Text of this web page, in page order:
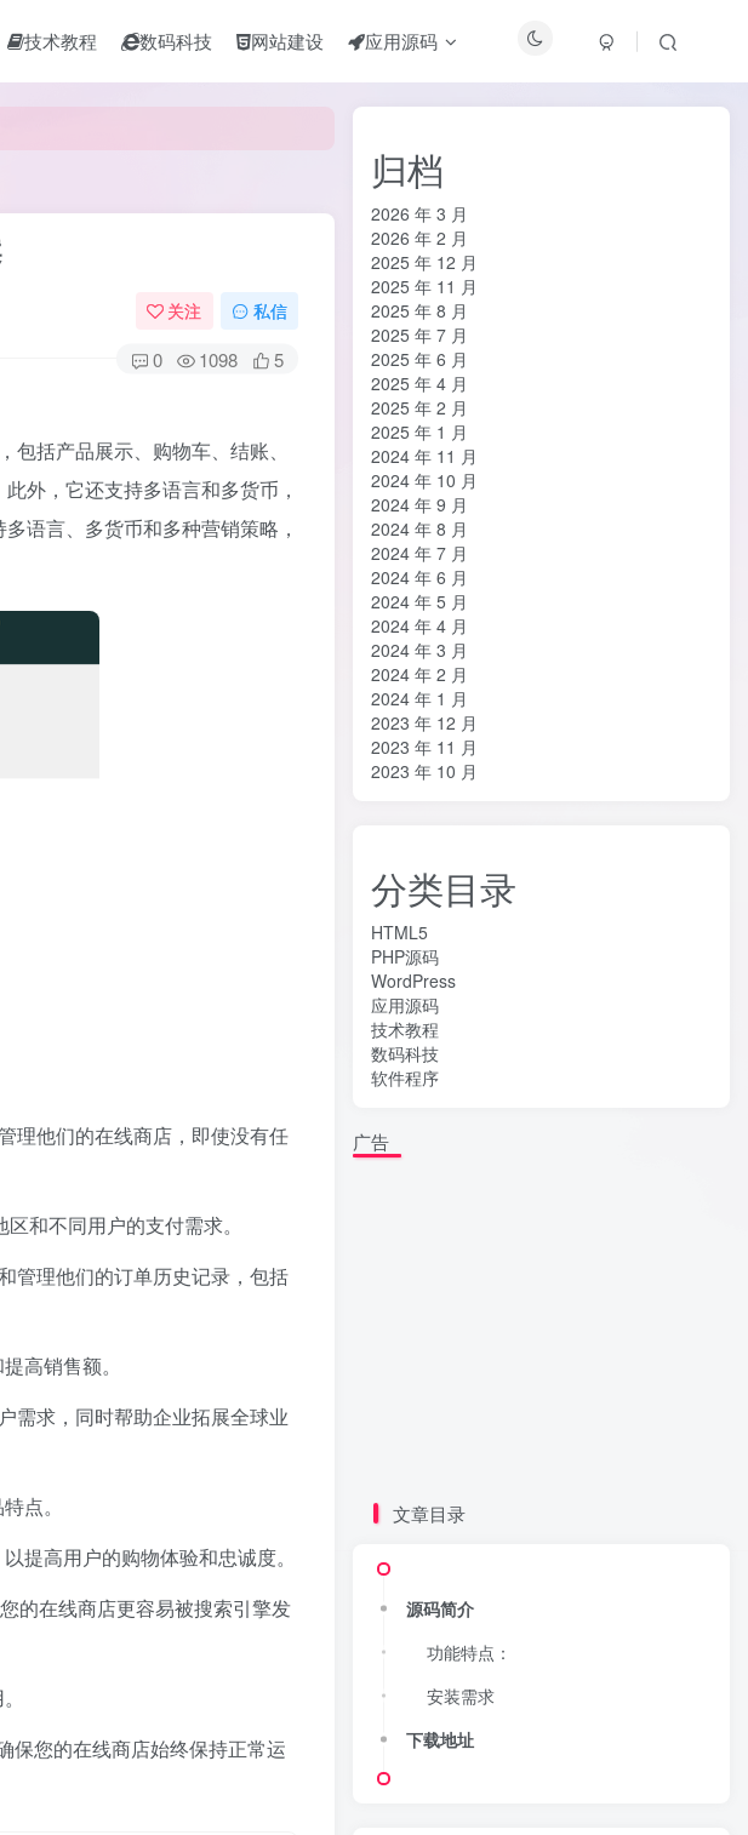
技术教程 数码科技 网站建设 应用源码
关注 私信
0 1098 5
括产品展示、购物车、结账、
外，它还支持多语言和多货币，
语言、多货币和多种营销策略，
理他们的在线商店，即使没有任
和不同用户的支付需求。
管理他们的订单历史记录，包括
高销售额。
需求，同时帮助企业拓展全球业
点。
提高用户的购物体验和忠诚度。
的在线商店更容易被搜索引擎发
保您的在线商店始终保持正常运
归档
2026 年 3 月
2026 年 2 月
2025 年 12 月
2025 年 11 月
2025 年 8 月
2025 年 7 月
2025 年 6 月
2025 年 4 月
2025 年 2 月
2025 年 1 月
2024 年 11 月
2024 年 10 月
2024 年 9 月
2024 年 8 月
2024 年 7 月
2024 年 6 月
2024 年 5 月
2024 年 4 月
2024 年 3 月
2024 年 2 月
2024 年 1 月
2023 年 12 月
2023 年 11 月
2023 年 10 月
分类目录
HTML5
PHP源码
WordPress
应用源码
技术教程
数码科技
软件程序
广告
文章目录
源码简介
功能特点：
安装需求
下载地址